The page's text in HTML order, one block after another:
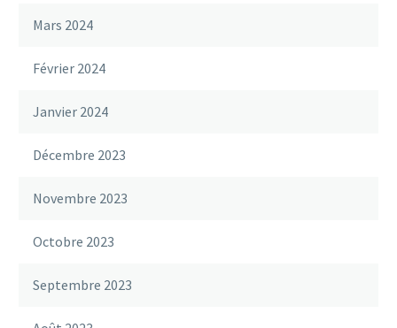
Mars 2024
Février 2024
Janvier 2024
Décembre 2023
Novembre 2023
Octobre 2023
Septembre 2023